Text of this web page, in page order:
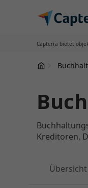
Zum Inhalt
Capterra bietet
Kreditoren,
Übersicht